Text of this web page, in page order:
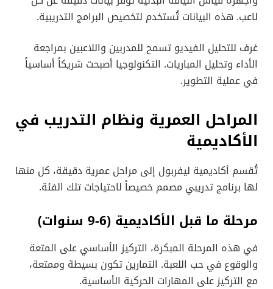
لاعب. هذه البيانات تُستخدم لتخصيص البرامج التدريبية.
غرف للتحليل الفيديو تسمح للمدربين واللاعبين بمراجعة
الأداء وتحليل المباريات. التكنولوجيا أصبحت شريكاً أساسياً
في عملية التطوير.
المراحل العمرية ونظام التدريب في
الأكاديمية
تُقسم أكاديمية ليفربول إلى مراحل عمرية دقيقة، كل منها
لها برنامج تدريبي مصمم خصيصاً لاحتياجات تلك الفئة.
مرحلة ما قبل الأكاديمية (6-9 سنوات)
في هذه المرحلة المبكرة، التركيز الأساسي على المتعة
والوقوع في حب اللعبة. التمارين تكون بسيطة وممتعة،
مع التركيز على المهارات الحركية الأساسية.